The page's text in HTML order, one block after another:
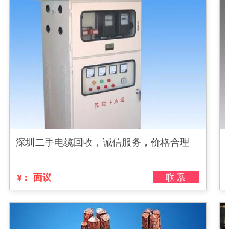
深圳二手电缆回收，诚信服务，价格合理
¥： 面议 联系